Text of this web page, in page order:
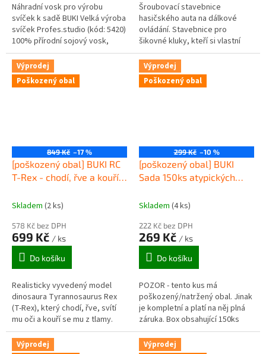
Náhradní vosk pro výrobu
svíček k sadě BUKI Velká výroba
svíček Profes.studio (kód: 5420)
100% přírodní sojový vosk,
hmotnost 750g
Šroubovací stavebnice
hasičského auta na dálkové
ovládání. Stavebnice pro
šikovné kluky, kteří si vlastní
hračku chtějí sestavit. Součástí
je elektrický šroubovák sloužící
i...
Výprodej
Poškozený obal
849 Kč –17 %
[poškozený obal] BUKI RC
T-Rex - chodí, řve a kouří z
Skladem (2 ks)
578 Kč bez DPH
699 Kč / ks
Do košíku
Realisticky vyvedený model
dinosaura Tyrannosaurus Rex
(T-Rex), který chodí, řve, svítí
mu oči a kouří se mu z tlamy.
Výprodej
Poškozený obal
299 Kč –10 %
[poškozený obal] BUKI
Sada 150ks atypických
Skladem (4 ks)
222 Kč bez DPH
269 Kč / ks
Do košíku
POZOR - tento kus má
poškozený/natržený obal. Jinak
je kompletní a platí na něj plná
záruka. Box obsahující 150ks
plochých a atypických kuliček
(tvar čočky, fazole, šišaté...
Výprodej Výprodej